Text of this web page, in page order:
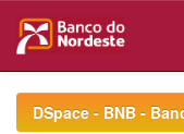
navigationDSpace - BNB -